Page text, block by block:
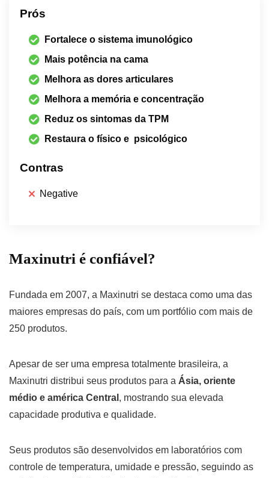
Prós
Fortalece o sistema imunológico
Mais potência na cama
Melhora as dores articulares
Melhora a memória e concentração
Reduz os sintomas da TPM
Restaura o físico e psicológico
Contras
Negative
Maxinutri é confiável?
Fundada em 2007, a Maxinutri se destaca como uma das
maiores empresas do país, com um portfólio com mais de
250 produtos.
Apesar de ser uma empresa totalmente brasileira, a
Maxinutri distribui seus produtos para a Ásia, oriente
médio e américa Central , mostrando sua elevada
capacidade produtiva e qualidade.
Seus produtos são desenvolvidos em laboratórios com
controle de temperatura, umidade e pressão, seguindo as